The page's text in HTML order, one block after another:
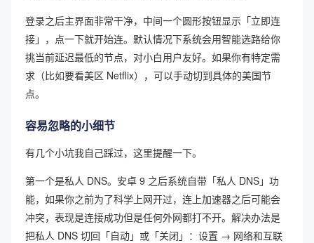
登录之后主界面非常干净，中间一个圆形按钮显示「立即连
接」，点一下就开始连。默认情况下系统会用智能选路给你
挑当前延迟最低的节点，对小白用户友好。如果你有特定需
求（比如要看美区 Netflix），可以手动切到具体的美国节
点。
容易忽略的小细节
有几个小坑我自己踩过，这里提醒一下。
第一个是私人 DNS。安卓 9 之后系统自带「私人 DNS」功
能，如果你之前为了科学上网开过，连上加速器之后可能会
冲突，表现是连接成功但是任何外网都打不开。解决办法是
把私人 DNS 切回「自动」或「关闭」：设置 → 网络和互联